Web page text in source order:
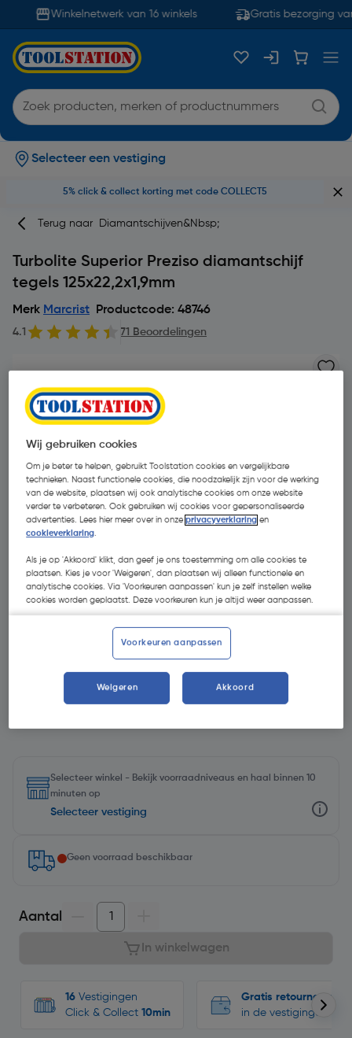
Winkelnetwerk van 16 winkels Gratis bezorging
Selecteer een vestiging
5% click & collect korting met code COLLECT5
Terug naar Diamantschijven&nbsp;
Turbolite Superior Preziso diamantschijf
tegels 125x22,2x1,9mm
Merk Marcrist Productcode: 48746
4.1 71 Beoordelingen
| Excl. btw € 8,64
Kies productvariant (3)
Selecteer winkel - Bekijk voorraadniveaus en haal binnen 10
minuten op
Selecteer vestiging
Geen voorraad beschikbaar
Aantal
In winkelwagen
16 Vestigingen
Click & Collect 10min
Gratis retourneren
in de vestigingen
Wij gebruiken cookies
Om je beter te helpen, gebruikt Toolstation cookies en vergelijkbare
technieken. Naast functionele cookies, die noodzakelijk zijn voor de werking
van de website, plaatsen wij ook analytische cookies om onze website
verder te verbeteren. Ook gebruiken wij cookies voor gepersonaliseerde
advertenties. Lees hier meer over in onzeprivacyverklaring en
cookieverklaring.
Als je op 'Akkoord' klikt, dan geef je ons toestemming om alle cookies te
plaatsen. Kies je voor 'Weigeren', dan plaatsen wij alleen functionele en
analytische cookies. Via 'Voorkeuren aanpassen' kun je zelf instellen welke
cookies worden geplaatst. Deze voorkeuren kun je altijd weer aanpassen.
Voorkeuren aanpassen
Weigeren Akkoord